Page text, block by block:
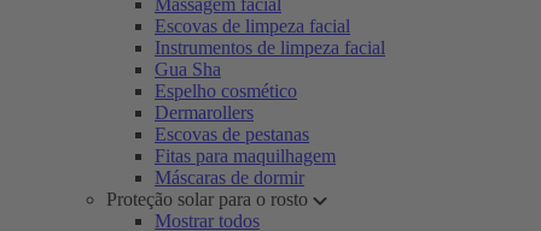
Massagem facial
Escovas de limpeza facial
Instrumentos de limpeza facial
Gua Sha
Espelho cosmético
Dermarollers
Escovas de pestanas
Fitas para maquilhagem
Máscaras de dormir
Proteção solar para o rosto
Mostrar todos